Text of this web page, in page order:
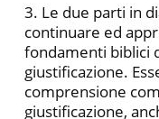
3. Le due parti in
continuare ed
fondamenti biblici
giustificazione.
comprensione
giustificazione,